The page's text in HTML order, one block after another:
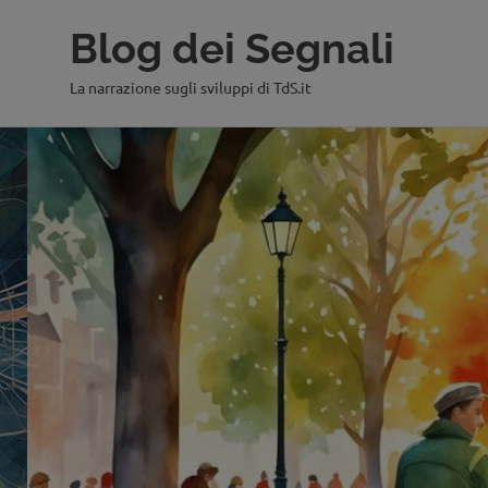
Salta
contenuto
Blog dei Segnali
La narrazione sugli sviluppi di TdS.it